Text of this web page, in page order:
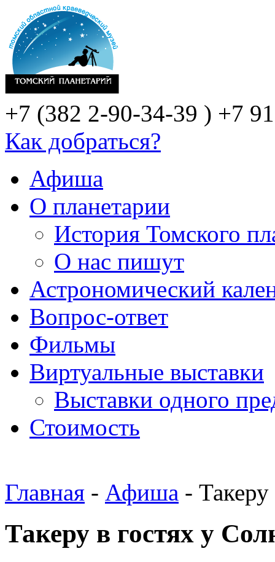
+7 (382 2-90-34-39 ) +7
Как добраться?
Афиша
О планетарии
История Томского
О нас пишут
Астрономический
Вопрос-ответ
Фильмы
Виртуальные выставки
Выставки одного
Стоимость
Главная - Афиша -
Такеру в гостях у